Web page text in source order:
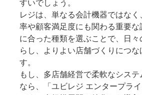
レジは、単なる会計機器ではな
率や顧客満足度にも関わる重要
に合った種類を選ぶことで、日
らし、よりよい店舗づくりにつな
す。
もし、多店舗経営で柔軟なシス
なら、「ユビレジ エンタープラ